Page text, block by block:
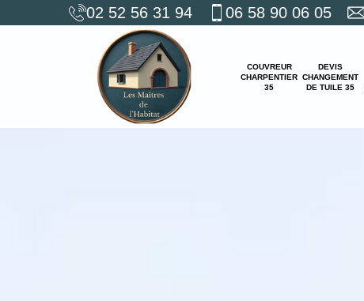
02 52 56 31 94 06 58 90 06 05
COUVREUR
CHARPENTIER
35
DEVIS
CHANGEMENT
DE TUILE 35